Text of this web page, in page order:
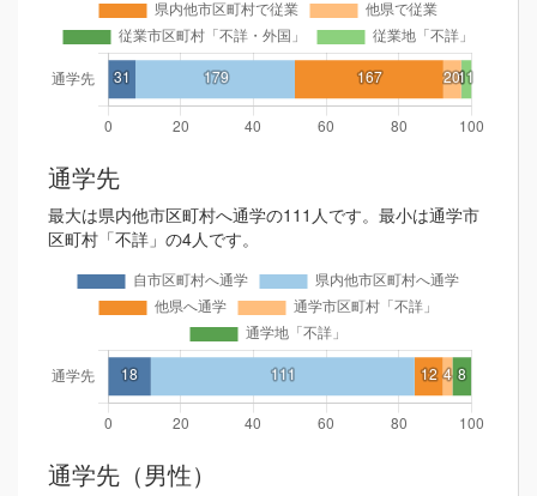
通学先
最大は県内他市区町村へ通学の111人です。最小は通学市
区町村「不詳」の4人です。
通学先（男性）